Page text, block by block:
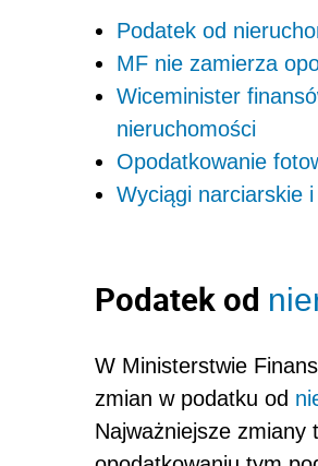
Podatek od
MF nie zamierza
Wiceminister
nieruchomości
Opodatkowanie
Wyciągi narciarskie
Podatek od
W Ministerstwie
zmian w podatku od
Najważniejsze zmiany